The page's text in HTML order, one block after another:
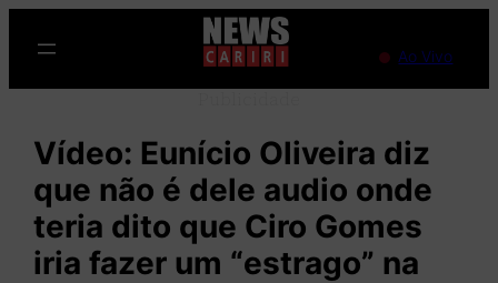
para
o
Ao Vivo
Vídeo: Eunício Oliveira diz
que não é dele audio onde
teria dito que Ciro Gomes
iria fazer um “estrago” na